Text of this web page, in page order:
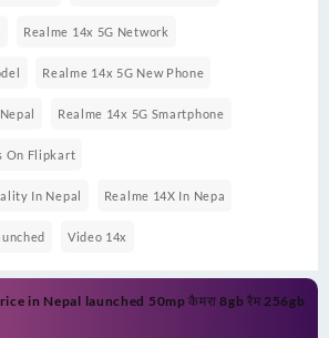
Realme 14x 5G Network
Realme 14x 5G New Phone
Realme 14x 5G Smartphone
On Flipkart
In Nepal Realme 14X In Nepa
Video 14x
in Nepal launched 50mp कैमरा 8gb रैम 256gb